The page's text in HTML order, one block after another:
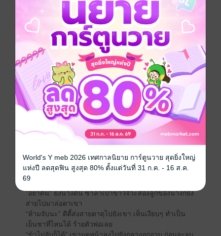
แม่ทัพจ้าวที่นิ่งเป็นหินเมื่อครู่ ก็บดเบียดริมฝีปาก ก่อนจะส่ง
ลิ้นร้อนเข้าไปในโพรงปากนาง ตีตี้คล้ายสติหลุดไปกับจูบที่
ร้อนแรงนั้น เขาถอนริมฝีปากออกเมื่อนางทุบลงบนอกแกร่ง
คล้ายขาดอากาศหายใจ
“นี่เป็นมัดจำจากข้า” แม้นางจะยังเหนื่อยหอบจากจูบร้อน
แรง แต่ก็ยังมีแรงเหลือพอจะพูดออกไปให้เขาได้ยิน
ทันทีที่นางพูดจบ เขาก็โน้มตัวลงจูบนางอีก แถมครั้งนี้ยัง
ดุดันยิ่งกว่าครั้งแรก เขาขบกัดริมฝีปากนางจนนางรู้สึกถึง
ความเค็มจากเลือดในปาก ในขณะที่นางยังหลงมัวเมาใน
รสจูบ เขาก็ถอนริมฝีปากออกมา
“ข้าคืนมัดจำให้เจ้า” เขาส่งยิ้มให้นาง ก่อนจะก้มหน้าลง
มองหน้าอกนาง
“อร๊ายยย คนลามก” ตีตี้ร้องออกมาด้วยความตกใจ อีตา
แม่ทัพบ้านี้ล่อลวงนางด้วยจูบ จนนางไม่รู้ตัวเลยว่าเขา
ปลดสายคาดเอวนางตอนไหน รู้ตัวอีกทีก็ตอนที่ถูกเขาจ้อง
มายังหน้าอก เสื้อของนางหลุดลงจากไหล อกอวบเบียดออก
มาจากเอี้ยมสีแดงสด
“อย่าดิ้น” ยิ่งนางดิ้น ซาลาเปาขาวจั๊วะสองลูกของนางก็ยิ่ง
ส่ายไปมาล่อตาเขา
“ห้ามจับนะ” ตีตี้ส่งสายตาดุไปยังเขา เห็นเงียบๆ ทำเป็น
เย็นชาที่ไหนได้ ร้ายตัวพ่อเลย
World's Y meb 2026 เทศกาลนิยาย การ์ตูนวาย สุดยิ่งใหญ่
แห่งปี ลดสุดฟิน สูงสุด 80% ตั้งแต่วันที่ 31 ก.ค. - 16 ส.ค.
69